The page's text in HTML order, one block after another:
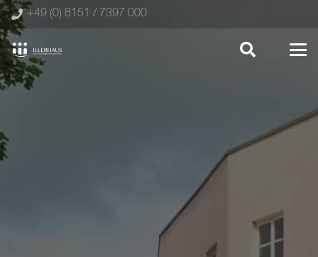
+49 (0) 8151 / 7397 000